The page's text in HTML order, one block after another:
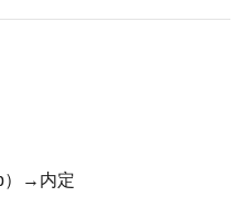
）→内定